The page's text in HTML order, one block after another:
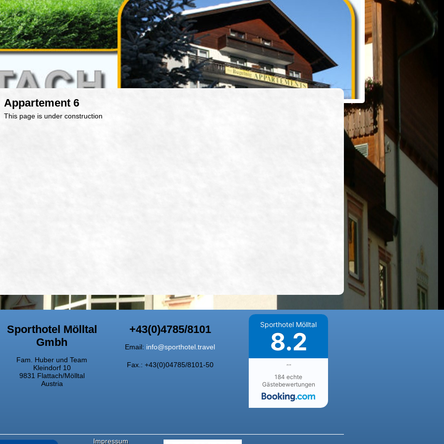
Appartement 6
This page is under construction
Sporthotel Mölltal
Gmbh
Fam. Huber und Team
Kleindorf 10
9831 Flattach/Mölltal
Austria
+43(0)4785/8101
Email: info@sporthotel.travel
Fax.: +43(0)04785/8101-50
Sporthotel Mölltal
8.2
""
184 echte
Gästebewertungen
Impressum